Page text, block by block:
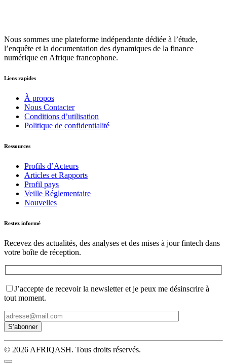
Nous sommes une plateforme indépendante dédiée à l’étude,
l’enquête et la documentation des dynamiques de la finance
numérique en Afrique francophone.
Liens rapides
À propos
Nous Contacter
Conditions d’utilisation
Politique de confidentialité
Ressources
Profils d’Acteurs
Articles et Rapports
Profil pays
Veille Réglementaire
Nouvelles
Restez informé
Recevez des actualités, des analyses et des mises à jour fintech dans
votre boîte de réception.
J’accepte de recevoir la newsletter et je peux me désinscrire à
tout moment.
© 2026 AFRIQASH. Tous droits réservés.